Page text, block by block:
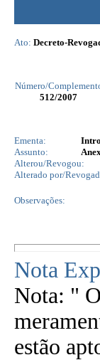
Ato: Decreto-
Número/
512/2007
Ementa:
Assunto:
Alterou/Revogou:
Alterado por/
Observações:
Nota
Nota: "
estão